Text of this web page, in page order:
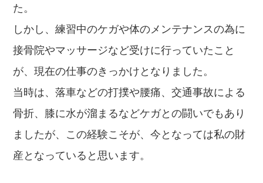
た。
しかし、練習中のケガや体のメンテナンスの為に
接骨院やマッサージなど受けに行っていたこと
が、現在の仕事のきっかけとなりました。
当時は、落車などの打撲や腰痛、交通事故による
骨折、膝に水が溜まるなどケガとの闘いでもあり
ましたが、この経験こそが、今となっては私の財
産となっていると思います。